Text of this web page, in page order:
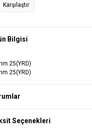
Karşılaştır
Bilgisi
25(YRD)
25(YRD)
Seçenekleri